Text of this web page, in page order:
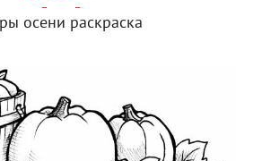
осени раскраска